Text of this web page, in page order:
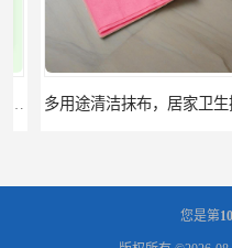
多用途清洁抹布，居家卫生擦布，地板厨房清洁擦布及抹布卷材
您是第